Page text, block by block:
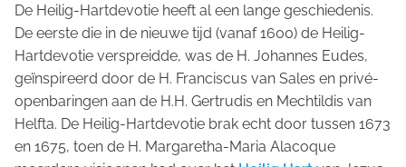
De Heilig-Hartdevotie heeft al een lange geschiedenis.
De eerste die in de nieuwe tijd (vanaf 1600) de Heilig-
Hartdevotie verspreidde, was de H. Johannes Eudes,
geïnspireerd door de H. Franciscus van Sales en privé-
openbaringen aan de H.H. Gertrudis en Mechtildis van
Helfta. De Heilig-Hartdevotie brak echt door tussen 1673
en 1675, toen de H. Margaretha-Maria Alacoque